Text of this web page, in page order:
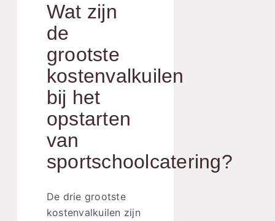
Wat zijn
de
grootste
kostenvalkuilen
bij het
opstarten
van
sportschoolcatering?
De drie grootste
kostenvalkuilen zijn